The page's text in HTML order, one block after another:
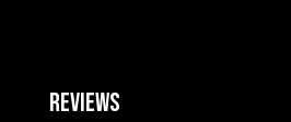
Reviews